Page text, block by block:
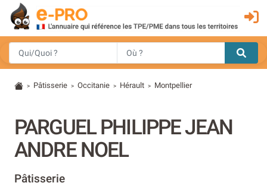
> Pâtisserie > Occitanie > Hérault > Montpellier
PARGUEL PHILIPPE JEAN
ANDRE NOEL
Pâtisserie